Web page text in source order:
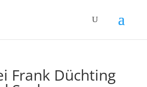
Frank Düchting